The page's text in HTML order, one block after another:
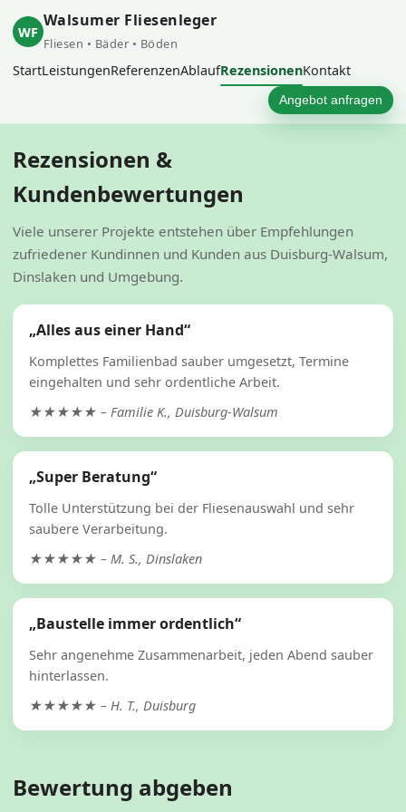
WF
Walsumer Fliesenleger
Fliesen • Bäder • Böden
StartLeistungenReferenzenAblaufRezensionenKontakt
Angebot anfragen
Rezensionen &
Kundenbewertungen
Viele unserer Projekte entstehen über Empfehlungen
zufriedener Kundinnen und Kunden aus Duisburg-Walsum,
Dinslaken und Umgebung.
„Alles aus einer Hand“
Komplettes Familienbad sauber umgesetzt, Termine
eingehalten und sehr ordentliche Arbeit.
★★★★★ – Familie K., Duisburg-Walsum
„Super Beratung“
Tolle Unterstützung bei der Fliesenauswahl und sehr
saubere Verarbeitung.
★★★★★ – M. S., Dinslaken
„Baustelle immer ordentlich“
Sehr angenehme Zusammenarbeit, jeden Abend sauber
hinterlassen.
★★★★★ – H. T., Duisburg
Bewertung abgeben